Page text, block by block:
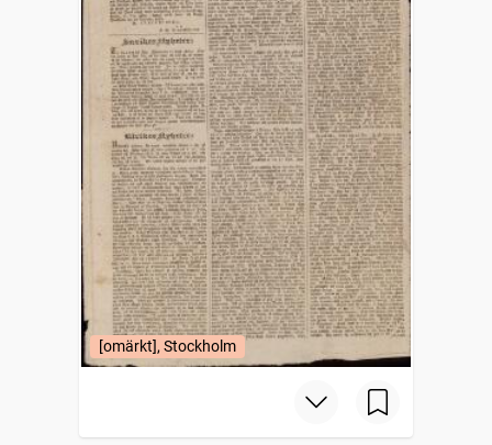
[omärkt], Stockholm